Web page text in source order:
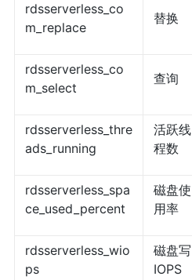
rdsserverless_co
m_replace
替换
rdsserverless_co
m_select
查询
rdsserverless_thre
ads_running
活跃线
程数
rdsserverless_spa
ce_used_percent
磁盘使
用率
rdsserverless_wio
ps
磁盘写
IOPS